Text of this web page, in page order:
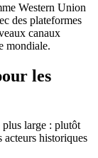
Western Union
des plateformes
canaux
mondiale.
les
plus large : plutôt
acteurs historiques